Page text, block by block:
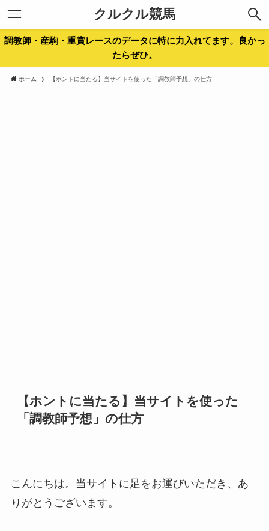
クルクル競馬
調教師・産駒・重賞レースのデータに特に力入れてます。良かっ
たらぜひ。
ホーム 【ホントに当たる】当サイトを使った「調教師予想」の仕方
【ホントに当たる】当サイトを使った
「調教師予想」の仕方
こんにちは。当サイトに足をお運びいただき、あ
りがとうございます。